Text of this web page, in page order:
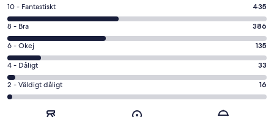
10
-
Fantastiskt
i
betyg.
435
av
1005
recensioner
10 - Fantastiskt 435
8
-
Bra
i
betyg.
386
8 - Bra 386
6
-
Okej
i
betyg.
6 - Okej 135
4
-
Dåligt
4 - Dåligt 33
2
-
2 - Väldigt dåligt 16